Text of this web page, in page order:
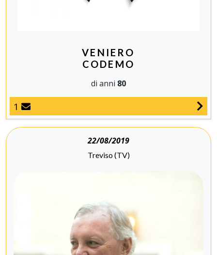
VENIERO
CODEMO
di anni 80
1
22/08/2019
Treviso (TV)